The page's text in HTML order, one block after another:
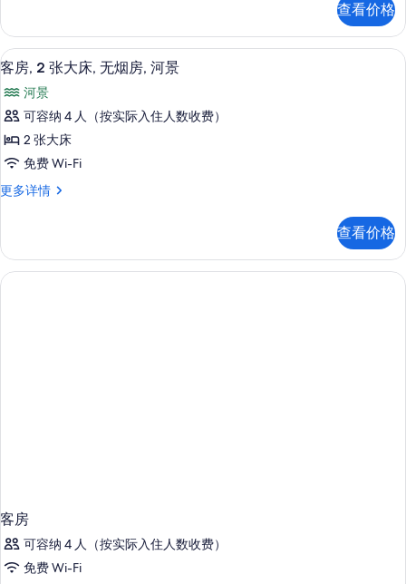
所
有
照
片
信
床,
无
烟
房
的
所
有
照
大
床,
无
房
更
信
息
查看价格
显
客
房,
2
张
大
无
烟
客房, 2 张大床, 无烟房, 河景 | 办公桌
5
客房, 2 张大床, 无烟房, 河景
河景
可容纳 4 人（按实际入住人数收费）
2 张大床
免费 Wi-Fi
更多详情
客
大
床,
无
查看价格
客房
可容纳 4 人（按实际入住人数收费）
免费 Wi-Fi